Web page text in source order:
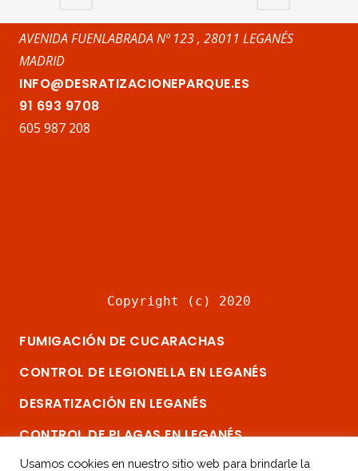
AVENIDA FUENLABRADA Nº 123 , 28011 LEGANÉS
MADRID
INFO@DESRATIZACIONEPARQUE.ES
91 693 9708
605 987 208
Copyright (c) 2020
FUMIGACIÓN DE CUCARACHAS
CONTROL DE LEGIONELLA EN LEGANÉS
DESRATIZACIÓN EN LEGANÉS
CONTROL DE PLAGAS EN LEGANÉS
ELIMINAR CHINCHES EN MADRID SUR
Usamos cookies en nuestro sitio web para brindarle la